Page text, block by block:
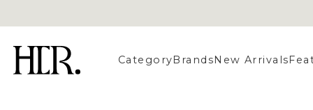
Category Brands New Arrivals